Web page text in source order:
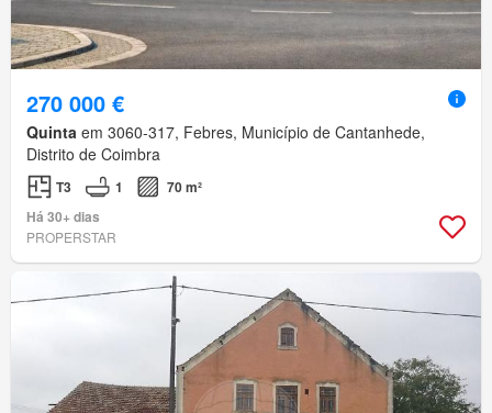
270 000 €
Quinta em 3060-317, Febres, Município de Cantanhede,
Distrito de Coimbra
T3 1
70 m²
Há 30+ dias
PROPERSTAR